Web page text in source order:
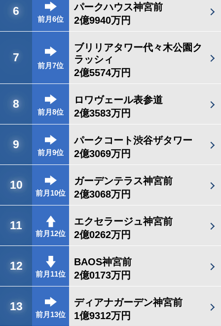
6
前月6位
パークハウス神宮前
2億9940万円
7
前月7位
ブリリアタワー代々木公園ク
ラッシィ
2億5574万円
8
前月8位
ロワヴェール表参道
2億3583万円
9
前月9位
パークコート渋谷ザタワー
2億3069万円
10
前月10位
ガーデンテラス神宮前
2億3068万円
11
前月12位
エクセラージュ神宮前
2億0262万円
12
前月11位
BAOS神宮前
2億0173万円
13
前月13位
ディアナガーデン神宮前
1億9312万円